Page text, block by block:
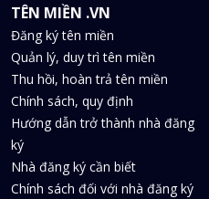
TÊN MIỀN .VN
Đăng ký tên miền
Quản lý, duy trì tên miền
Thu hồi, hoàn trả tên miền
Chính sách, quy định
Hướng dẫn trở thành nhà đăng
ký
Nhà đăng ký cần biết
Chính sách đối với nhà đăng ký